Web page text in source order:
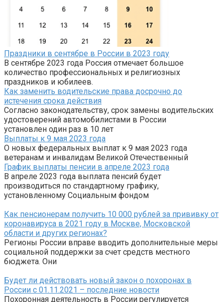
Праздники в сентябре в России в 2023 году
В сентябре 2023 года Россия отмечает большое
количество профессиональных и религиозных
праздников и юбилеев.
Как заменить водительские права досрочно до
истечения срока действия
Согласно законодательству, срок замены водительских
удостоверений автомобилистами в России
установлен один раз в 10 лет
Выплаты к 9 мая 2023 года
О новых федеральных выплат к 9 мая 2023 года
ветеранам и инвалидам Великой Отечественный
График выплаты пенсии в апреле 2023 года
В апреле 2023 года выплата пенсий будет
производиться по стандартному графику,
установленному Социальным фондом
Как пенсионерам получить 10 000 рублей за прививку от
коронавируса в 2021 году в Москве, Московской
области и других регионах?
Регионы России вправе вводить дополнительные меры
социальной поддержки за счет средств местного
бюджета. Они
Будет ли действовать новый закон о похоронах в
России с 01.11.2021 – последние новости
Похоронная деятельность в России регулируется